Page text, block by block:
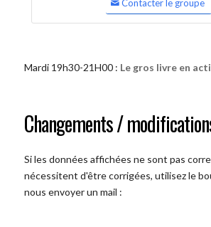
Contacter le groupe
Mardi 19h30-21H00 : Le gros livre en
Changements /
Si les données affichées ne sont pas
nécessitent d'être corrigées, utilisez le
nous envoyer un mail :